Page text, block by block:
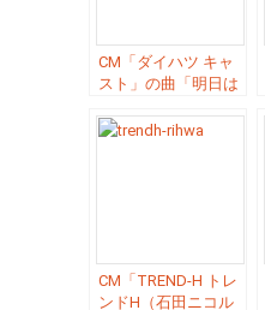
CM「ダイハツ キャ
スト」の曲「明日は
／ Rihwa（リフ
CM「TREND-H トレ
ンドH（石田ニコル